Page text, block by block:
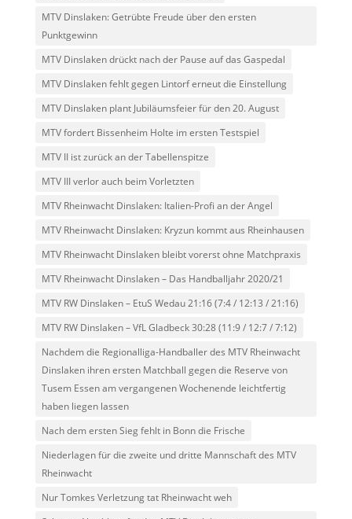
MTV Dinslaken: Getrübte Freude über den ersten
Punktgewinn
MTV Dinslaken drückt nach der Pause auf das Gaspedal
MTV Dinslaken fehlt gegen Lintorf erneut die Einstellung
MTV Dinslaken plant Jubiläumsfeier für den 20. August
MTV fordert Bissenheim Holte im ersten Testspiel
MTV II ist zurück an der Tabellenspitze
MTV III verlor auch beim Vorletzten
MTV Rheinwacht Dinslaken: Italien-Profi an der Angel
MTV Rheinwacht Dinslaken: Kryzun kommt aus Rheinhausen
MTV Rheinwacht Dinslaken bleibt vorerst ohne Matchpraxis
MTV Rheinwacht Dinslaken – Das Handballjahr 2020/21
MTV RW Dinslaken – EtuS Wedau 21:16 (7:4 / 12:13 / 21:16)
MTV RW Dinslaken – VfL Gladbeck 30:28 (11:9 / 12:7 / 7:12)
Nachdem die Regionalliga-Handballer des MTV Rheinwacht
Dinslaken ihren ersten Matchball gegen die Reserve von
Tusem Essen am vergangenen Wochenende leichtfertig
haben liegen lassen
Nach dem ersten Sieg fehlt in Bonn die Frische
Niederlagen für die zweite und dritte Mannschaft des MTV
Rheinwacht
Nur Tomkes Verletzung tat Rheinwacht weh